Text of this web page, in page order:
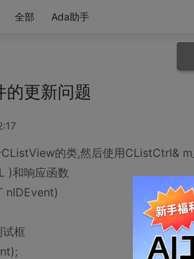
全部 Ada助手
的更新问题
的类,然后使用CListCtrl&
)和响应函数
nIDEvent)
框